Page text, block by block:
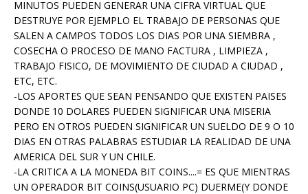
MINUTOS PUEDEN GENERAR UNA CIFRA VIRTUAL QUE
DESTRUYE POR EJEMPLO EL TRABAJO DE PERSONAS QUE
SALEN A CAMPOS TODOS LOS DIAS POR UNA SIEMBRA ,
COSECHA O PROCESO DE MANO FACTURA , LIMPIEZA ,
TRABAJO FISICO, DE MOVIMIENTO DE CIUDAD A CIUDAD ,
ETC, ETC.
-LOS APORTES QUE SEAN PENSANDO QUE EXISTEN PAISES
DONDE 10 DOLARES PUEDEN SIGNIFICAR UNA MISERIA
PERO EN OTROS PUEDEN SIGNIFICAR UN SUELDO DE 9 O 10
DIAS EN OTRAS PALABRAS ESTUDIAR LA REALIDAD DE UNA
AMERICA DEL SUR Y UN CHILE.
-LA CRITICA A LA MONEDA BIT COINS....= ES QUE MIENTRAS
UN OPERADOR BIT COINS(USUARIO PC) DUERME(Y DONDE